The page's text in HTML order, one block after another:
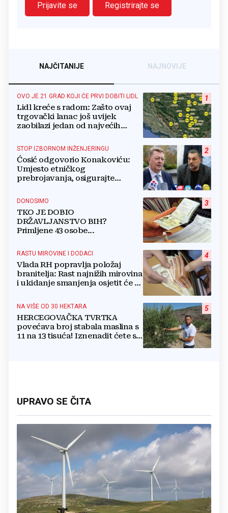
Prijavite se
Registrirajte se
NAJČITANIJE NAJNOVIJE
1
OVO JE 21 GRAD KOJI ĆE PRVI DOBITI LIDL
Lidl kreće s radom: Zašto ovaj
trgovački lanac još uvijek
zaobilazi jedan od najvećih
2
STOP IZBORNOM INŽENJERINGU
Ćosić odgovorio Konakoviću:
Umjesto etničkog
prebrojavanja, osigurajte
3
DONOSIMO
TKO JE DOBIO
DRŽAVLJANSTVO BIH?
Primljene 43 osobe...
4
RASTU MIROVINE I DODACI
Vlada RH popravlja položaj
branitelja: Rast najnižih mirovina
i ukidanje smanjenja osjetit će se
5
NA VIŠE OD 30 HEKTARA
HERCEGOVAČKA TVRTKA
povećava broj stabala maslina s
11 na 13 tisuća! Iznenadit ćete se
UPRAVO SE ČITA